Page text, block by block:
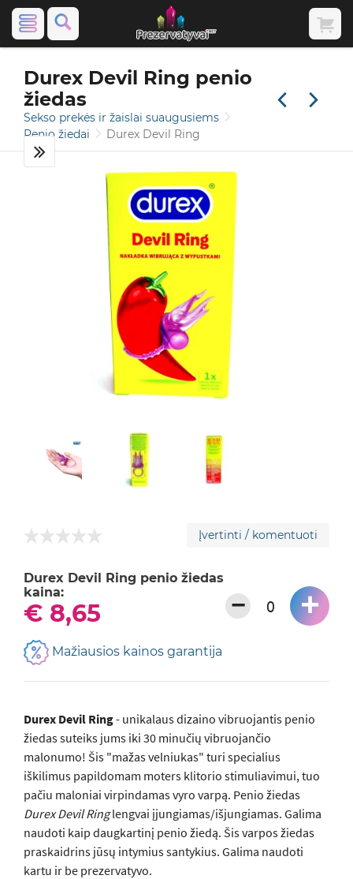
Durex Devil Ring penio
žiedas
Sekso prekės ir žaislai suaugusiems
Penio žiedai
Durex Devil Ring
Įvertinti / komentuoti
Durex Devil Ring penio žiedas
kaina:
€ 8,65 − +
Mažiausios kainos garantija
Durex Devil Ring- unikalaus dizaino vibruojantis penio
žiedas suteiks jums iki 30 minučių vibruojančio
malonumo! Šis "mažas velniukas" turi specialius
iškilimus papildomam moters klitorio stimuliavimui, tuo
pačiu maloniai virpindamas vyro varpą. Penio žiedas
Durex Devil Ringlengvai įjungiamas/išjungiamas. Galima
naudoti kaip daugkartinį penio žiedą. Šis varpos žiedas
praskaidrins jūsų intymius santykius. Galima naudoti
kartu ir be prezervatyvo.